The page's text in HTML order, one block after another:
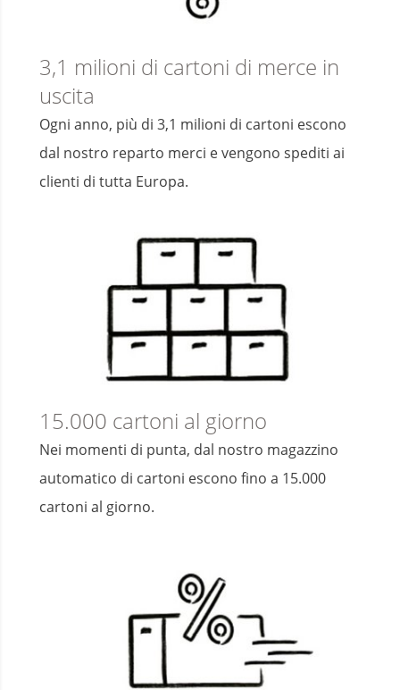
3,1 milioni di cartoni di merce in
uscita
Ogni anno, più di 3,1 milioni di cartoni escono
dal nostro reparto merci e vengono spediti ai
clienti di tutta Europa.
15.000 cartoni al giorno
Nei momenti di punta, dal nostro magazzino
automatico di cartoni escono fino a 15.000
cartoni al giorno.